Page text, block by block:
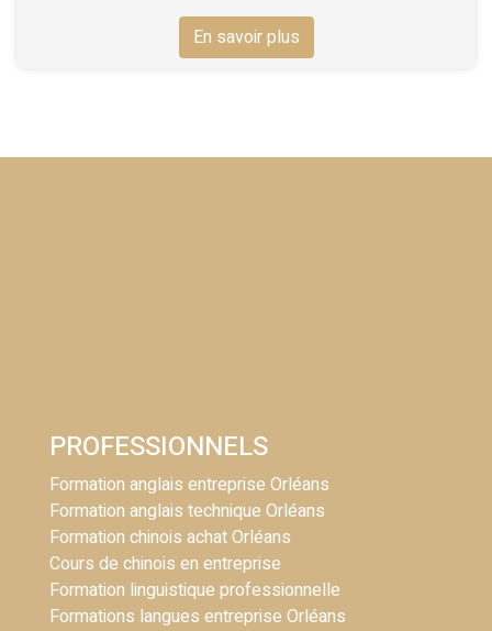
En savoir plus
PROFESSIONNELS
Formation anglais entreprise Orléans
Formation anglais technique Orléans
Formation chinois achat Orléans
Cours de chinois en entreprise
Formation linguistique professionnelle
Formations langues entreprise Orléans